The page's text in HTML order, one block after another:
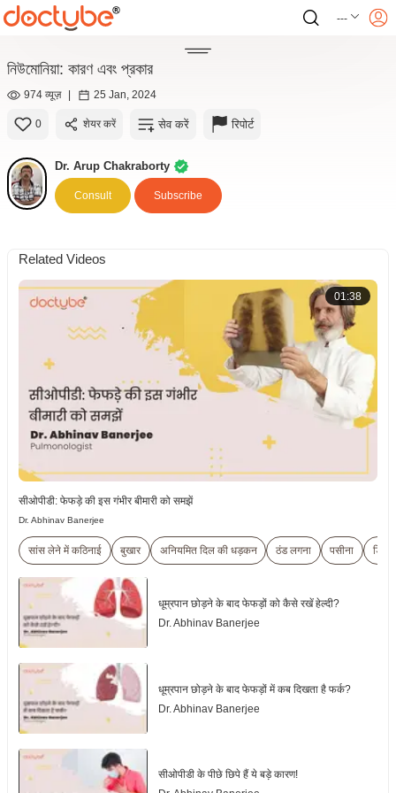
---
নিউমোনিয়া: কারণ এবং প্রকার
974 व्यूज़ | 25 Jan, 2024
0 शेयर करें सेव करें रिपोर्ट
Dr. Arup Chakraborty
Consult Subscribe
Related Videos
01:38
सीओपीडी: फेफड़े की इस गंभीर बीमारी को समझें
Dr. Abhinav Banerjee
सांस लेने में कठिनाई बुखार अनियमित दिल की धड़कन ठंड लगना पसीना
धूम्रपान छोड़ने के बाद फेफड़ों को कैसे रखें हेल्दी?
Dr. Abhinav Banerjee
धूम्रपान छोड़ने के बाद फेफड़ों में कब दिखता है फर्क?
Dr. Abhinav Banerjee
सीओपीडी के पीछे छिपे हैं ये बड़े कारण!